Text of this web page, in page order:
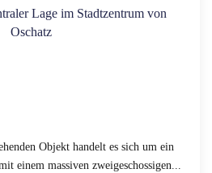
Lage im Stadtzentrum von
Oschatz
Objekt handelt es sich um ein
einem massiven zweigeschossigen...